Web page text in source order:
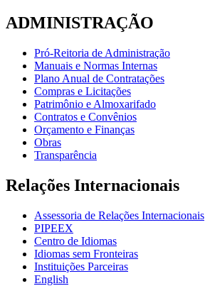
ADMINISTRAÇÃO
Pró-Reitoria de Administração
Manuais e Normas Internas
Plano Anual de Contratações
Compras e Licitações
Patrimônio e Almoxarifado
Contratos e Convênios
Orçamento e Finanças
Obras
Transparência
Relações Internacionais
Assessoria de Relações Internacionais
PIPEEX
Centro de Idiomas
Idiomas sem Fronteiras
Instituições Parceiras
English